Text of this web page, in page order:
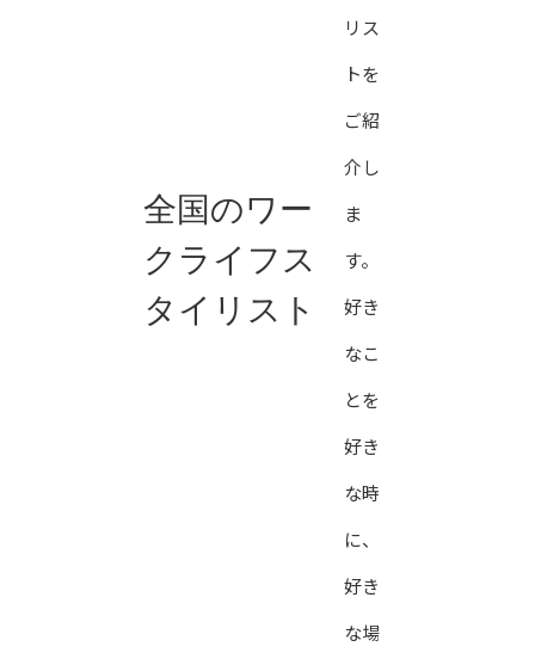
全国のワー
クライフス
タイリスト
リス
トを
ご紹
介し
ま
す。
好き
なこ
とを
好き
な時
に、
好き
な場